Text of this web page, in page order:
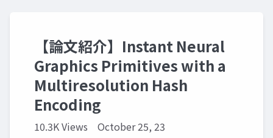
【論文紹介】Instant Neural
Graphics Primitives with a
Multiresolution Hash
Encoding
10.3K Views October 25, 23